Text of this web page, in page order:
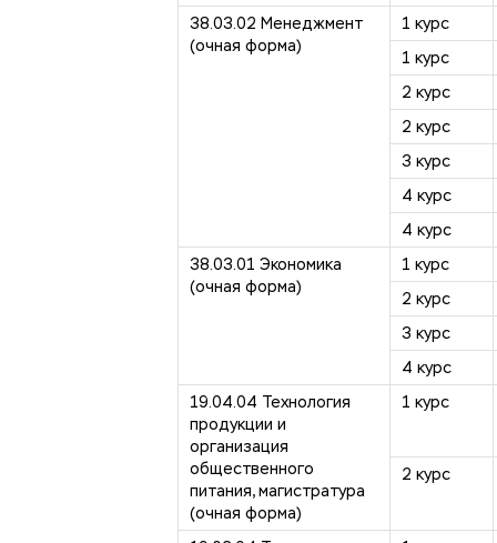
38.03.02 Менеджмент
(очная форма)
1 курс
1 курс
2 курс
2 курс
3 курс
4 курс
4 курс
38.03.01 Экономика
(очная форма)
1 курс
2 курс
3 курс
4 курс
19.04.04 Технология
продукции и
организация
общественного
питания, магистратура
(очная форма)
1 курс
2 курс